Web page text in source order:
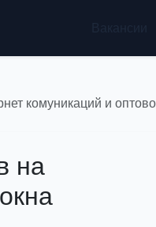
комуникаций и
на